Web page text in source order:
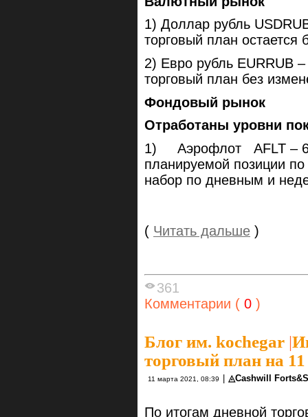
1) Доллар рубль
торговый план остается
2) Евро рубль EURRUB
торговый план без
Фондовый рынок
Отработаны уровни
1) Аэрофлот AFLT –
планируемой позиции
набор по дневным и
( Читать дальше )
361
Комментарии ( 0 )
Блог им. kochegar |
торговый план на 11
11 марта 2021, 08:39 | ◬Cashwill
По итогам дневной